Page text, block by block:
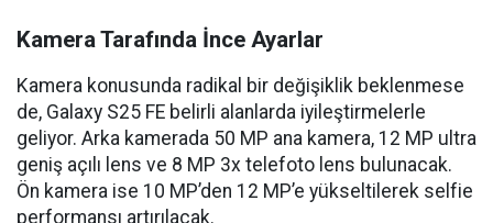
Kamera Tarafında İnce Ayarlar
Kamera konusunda radikal bir değişiklik beklenmese
de, Galaxy S25 FE belirli alanlarda iyileştirmelerle
geliyor. Arka kamerada 50 MP ana kamera, 12 MP ultra
geniş açılı lens ve 8 MP 3x telefoto lens bulunacak.
Ön kamera ise 10 MP’den 12 MP’e yükseltilerek selfie
performansı artırılacak.